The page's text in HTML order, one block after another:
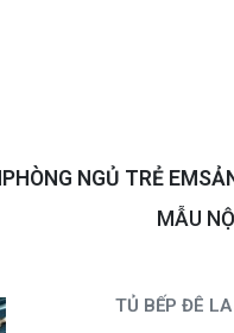
PHÒNG NGỦ TRẺ EM
MẪU
TỦ BẾP ĐÊ